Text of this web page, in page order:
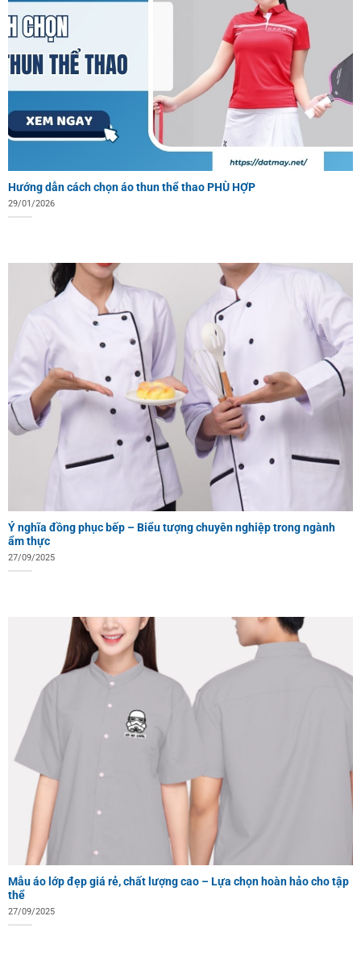
Hướng dẫn cách chọn áo thun thể thao PHÙ HỢP
29/01/2026
Ý nghĩa đồng phục bếp – Biểu tượng chuyên nghiệp trong ngành
ẩm thực
27/09/2025
Mẫu áo lớp đẹp giá rẻ, chất lượng cao – Lựa chọn hoàn hảo cho tập
thể
27/09/2025